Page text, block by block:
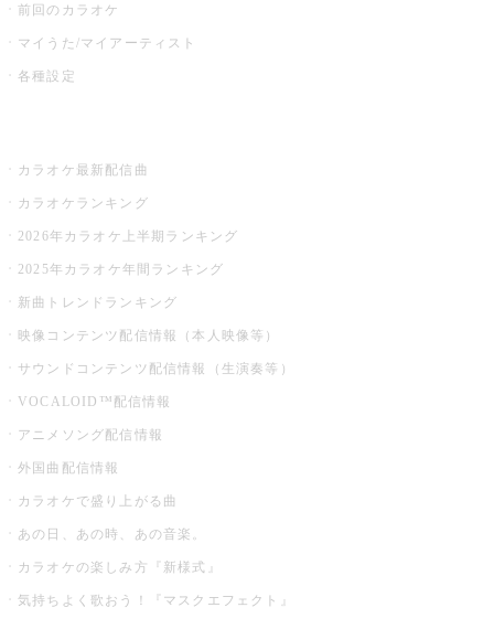
前回のカラオケ
マイうた/マイアーティスト
各種設定
カラオケ最新配信曲
カラオケランキング
2026年カラオケ上半期ランキング
2025年カラオケ年間ランキング
新曲トレンドランキング
映像コンテンツ配信情報（本人映像等）
サウンドコンテンツ配信情報（生演奏等）
VOCALOID™配信情報
アニメソング配信情報
外国曲配信情報
カラオケで盛り上がる曲
あの日、あの時、あの音楽。
カラオケの楽しみ方『新様式』
気持ちよく歌おう！『マスクエフェクト』